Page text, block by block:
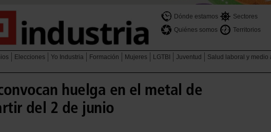
Dónde estamos Sectores
Quiénes somos
Territorios
Elecciones Yo Industria Formación Mujeres LGTBI Juventud Salud laboral y medio
huelga en el metal de
del 2 de junio